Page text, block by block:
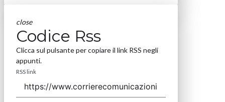
close
Codice Rss
Clicca sul pulsante per copiare il link RSS negli
appunti.
RSS link